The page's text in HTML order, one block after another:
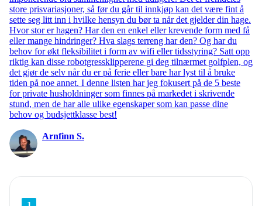
store prisvariasjoner, så før du går til innkjøp kan det være fint å
sette seg litt inn i hvilke hensyn du bør ta når det gjelder din hage.
Hvor stor er hagen? Har den en enkel eller krevende form med få
eller mange hindringer? Hva slags terreng har den? Og har du
behov for økt fleksibilitet i form av wifi eller tidsstyring? Satt opp
riktig kan disse robotgressklipperene gi deg tilnærmet golfplen, og
det gjør de selv når du er på ferie eller bare har lyst til å bruke
tiden på noe annet. I denne listen har jeg fokusert på de 5 beste
for private husholdninger som finnes på markedet i skrivende
stund, men de har alle ulike egenskaper som kan passe dine
behov og budsjettklasse best!
Arnfinn S.